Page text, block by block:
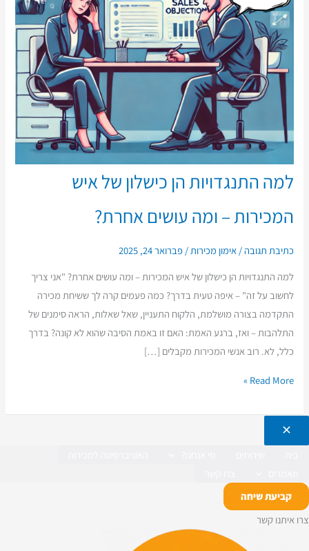
למה התנגדויות הן כישלון של איש
המכירות – ומה עושים אחרת?
כתיבת תגובה/ אימון מכירות /פברואר 24, 2025
למה התנגדויות הן כישלון של איש המכירות – ומה עושים אחרת? "אני צריך
לחשוב על זה" – איפה טעית בדרך? כמה פעמים קרה לך ששיחת מכירה
התקדמה בצורה מושלמת, הלקוח התעניין, שאל שאלות, הראה סימנים של
התלהבות – ואז, ברגע האמת: האם זו באמת הסיבה שהוא לא קונה? בדרך
כלל, לא. רוב אנשי המכירות מקבלים […]
Read More »
קביעת שיחה
צרו איתנו קשר